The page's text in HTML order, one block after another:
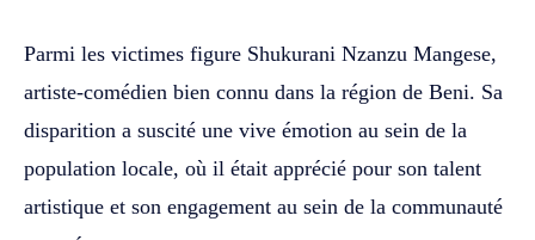
Parmi les victimes figure Shukurani Nzanzu Mangese,
artiste-comédien bien connu dans la région de Beni. Sa
disparition a suscité une vive émotion au sein de la
population locale, où il était apprécié pour son talent
artistique et son engagement au sein de la communauté